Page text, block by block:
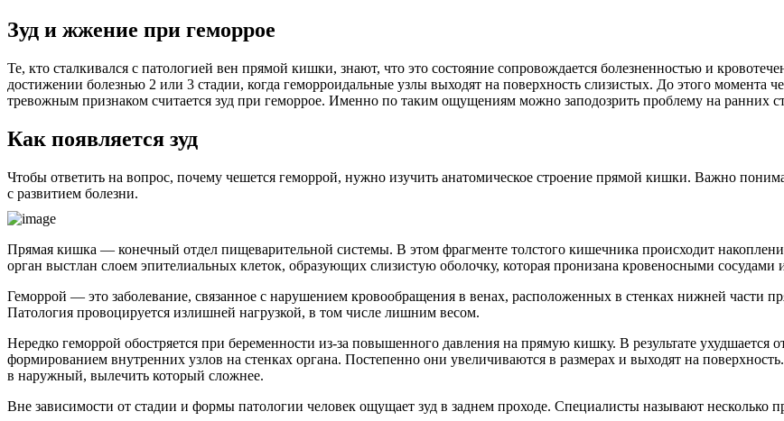
Зуд и жжение при геморрое
Те, кто сталкивался с патологией вен прямой кишки, знают, что это состояние сопровождается болезненностью и
достижении болезнью 2 или 3 стадии, когда геморроидальные узлы выходят на поверхность слизистых. До этого момента
тревожным признаком считается зуд при геморрое. Именно по таким ощущениям можно заподозрить проблему на ранних
Как появляется зуд
Чтобы ответить на вопрос, почему чешется геморрой, нужно изучить анатомическое строение прямой кишки. Важно
с развитием болезни.
Прямая кишка — конечный отдел пищеварительной системы. В этом фрагменте толстого кишечника происходит
орган выстлан слоем эпителиальных клеток, образующих слизистую оболочку, которая пронизана кровеносными
Геморрой — это заболевание, связанное с нарушением кровообращения в венах, расположенных в стенках нижней части
Патология провоцируется излишней нагрузкой, в том числе лишним весом.
Нередко геморрой обостряется при беременности из-за повышенного давления на прямую кишку. В результате ухудшается
формированием внутренних узлов на стенках органа. Постепенно они увеличиваются в размерах и выходят на
в наружный, вылечить который сложнее.
Вне зависимости от стадии и формы патологии человек ощущает зуд в заднем проходе. Специалисты называют несколько